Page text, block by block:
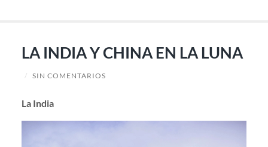
LA INDIA Y CHINA EN LA LUNA
/ SIN COMENTARIOS
La India